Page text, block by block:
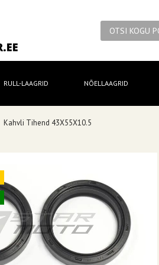
RULL-LAAGRID NÕELLAAGRID
Kahvli Tihend 43X55X10.5